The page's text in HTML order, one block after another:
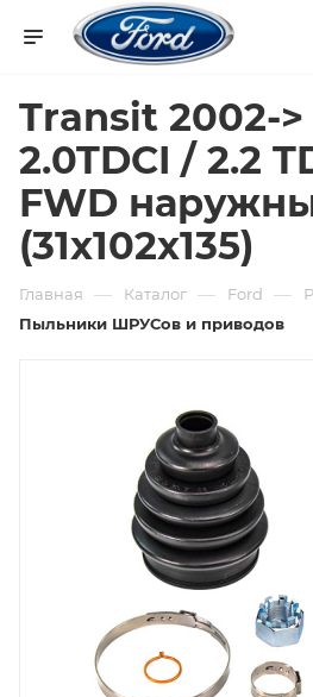
Transit 2002->
2.0TDCI / 2.2
FWD
(31x102x135)
Главная — Каталог — Ford —
Пыльники ШРУСов и приводов